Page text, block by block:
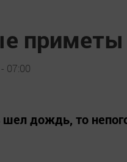
07:00
шел дождь, то